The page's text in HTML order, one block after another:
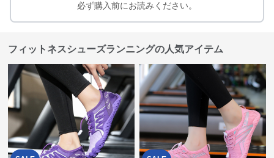
必ず購入前にお読みください。
フィットネスシューズランニングの人気アイテム